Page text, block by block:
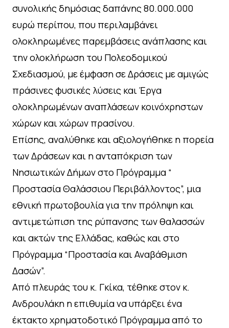
συνολικής δημόσιας δαπάνης 80.000.000
ευρώ περίπου, που περιλαμβάνει
ολοκληρωμένες παρεμβάσεις ανάπλασης και
την ολοκλήρωση του Πολεοδομικού
Σχεδιασμού, με έμφαση σε Δράσεις με αμιγώς
πράσινες φυσικές λύσεις και Έργα
ολοκληρωμένων αναπλάσεων κοινόχρηστων
χώρων και χώρων πρασίνου.
Επίσης, αναλύθηκε και αξιολογήθηκε η πορεία
των Δράσεων και η ανταπόκριση των
Νησιωτικών Δήμων στο Πρόγραμμα “
Προστασία Θαλάσσιου Περιβάλλοντος”, μια
εθνική πρωτοβουλία για την πρόληψη και
αντιμετώπιση της ρύπανσης των θαλασσών
και ακτών της Ελλάδας, καθώς και στο
Πρόγραμμα “Προστασία και Αναβάθμιση
Δασών”.
Από πλευράς του κ. Γκίκα, τέθηκε στον κ.
Ανδρουλάκη η επιθυμία να υπάρξει ένα
έκτακτο χρηματοδοτικό Πρόγραμμα από το